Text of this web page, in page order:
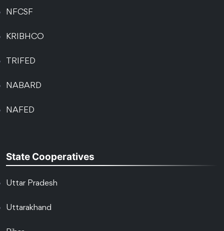
NFCSF
KRIBHCO
TRIFED
NABARD
NAFED
State Cooperatives
Uttar Pradesh
Uttarakhand